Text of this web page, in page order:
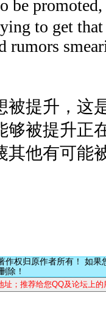
be
to get
rumors
被提升，这
够被提升正
其他有可能
权归原作者所有！ 如果
除！